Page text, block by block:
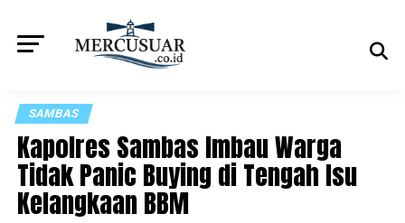
SAMBAS
Kapolres Sambas Imbau Warga
Tidak Panic Buying di Tengah Isu
Kelangkaan BBM